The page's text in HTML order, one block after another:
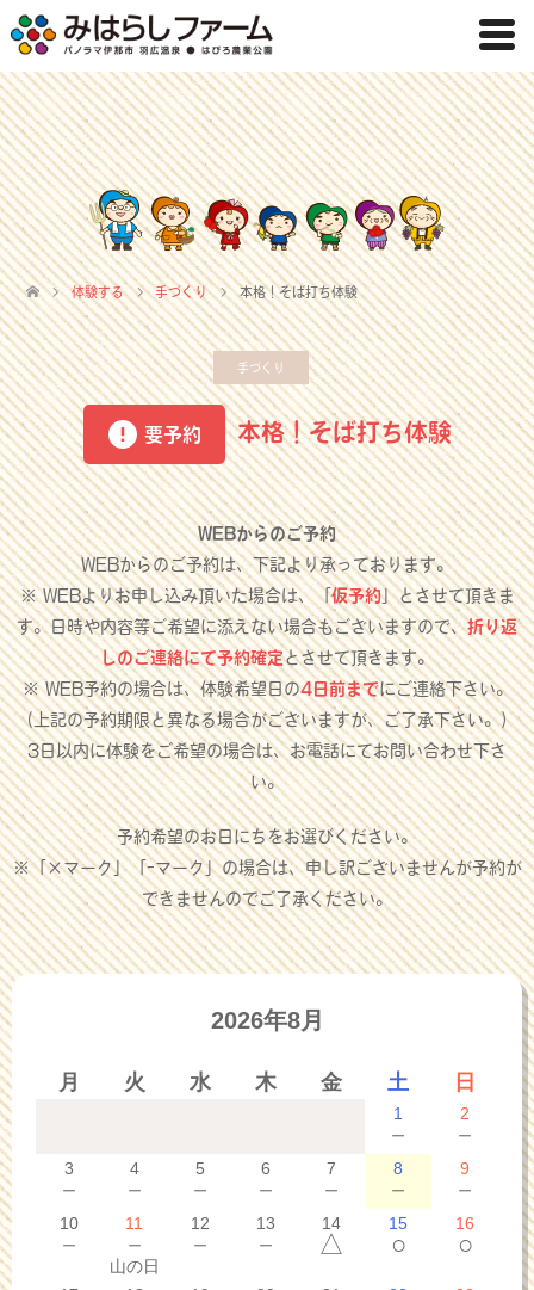
体験する 手づくり 本格！そば打ち体験
手づくり
要予約 本格！そば打ち体験
WEBからのご予約
WEBからのご予約は、下記より承っております。
※ WEBよりお申し込み頂いた場合は、「仮予約」とさせて頂きま
す。日時や内容等ご希望に添えない場合もございますので、折り返
しのご連絡にて予約確定とさせて頂きます。
※ WEB予約の場合は、体験希望日の4日前までにご連絡下さい。
（上記の予約期限と異なる場合がございますが、ご了承下さい。）
3日以内に体験をご希望の場合は、お電話にてお問い合わせ下さ
い。
予約希望のお日にちをお選びください。
※「×マーク」「-マーク」の場合は、申し訳ございませんが予約が
できませんのでご了承ください。
2026年8月
月 火 水 木 金 土 日
1
－
2
－
3
－
4
－
5
－
6
－
7
－
8
－
9
－
10
－
11
－
山の日
12
－
13
－
14
△
15
○
16
○